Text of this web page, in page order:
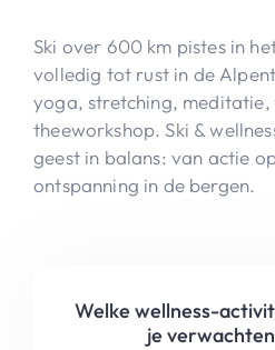
Ski over 600 km pistes in
volledig tot rust in de
yoga, stretching, meditatie,
theeworkshop. Ski &
geest in balans: van actie
ontspanning in de bergen.
Welke wellness-
je